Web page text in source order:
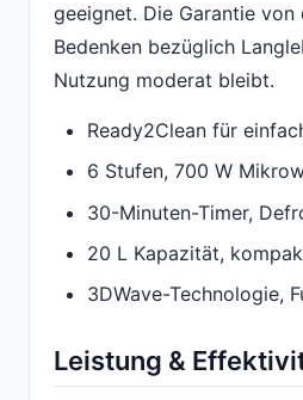
geeignet. Die Garantie
Bedenken bezüglich
Nutzung moderat bleibt.
Ready2Clean für
6 Stufen, 700 W
30-Minuten-Timer,
20 L Kapazität,
3DWave-Technologie,
Leistung &